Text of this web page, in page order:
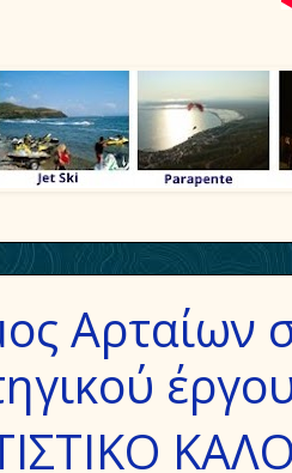
Αρταίων